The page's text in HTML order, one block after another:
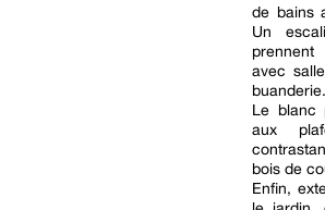
de bains
Un
avec
buanderie.
Le blanc
aux
bois de
Enfin,